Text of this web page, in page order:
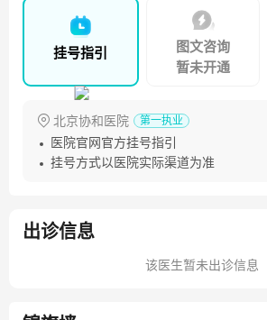
挂号指引
图文咨询
暂未开通
北京协和医院 第一执业
医院官网官方挂号指引
挂号方式以医院实际渠道为准
出诊信息
该医生暂未出诊信息